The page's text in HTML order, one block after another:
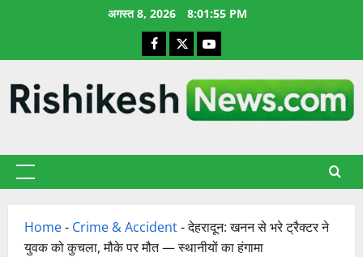
अगस्त 8, 2026 8:01:56 PM
Facebook
X YouTube
प्राथमिक
Home- Crime & Accident-देहरादून: खनन से भरे ट्रैक्टर ने
युवक को कुचला, मौके पर मौत — स्थानीयों का हंगामा